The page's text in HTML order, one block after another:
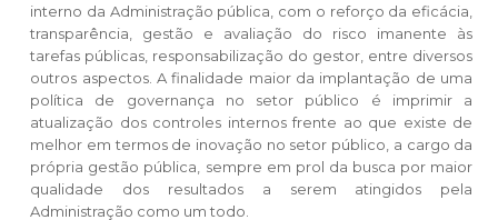
interno da Administração pública, com o reforço da eficácia,
transparência, gestão e avaliação do risco imanente às
tarefas públicas, responsabilização do gestor, entre diversos
outros aspectos. A finalidade maior da implantação de uma
política de governança no setor público é imprimir a
atualização dos controles internos frente ao que existe de
melhor em termos de inovação no setor público, a cargo da
própria gestão pública, sempre em prol da busca por maior
qualidade dos resultados a serem atingidos pela
Administração como um todo.